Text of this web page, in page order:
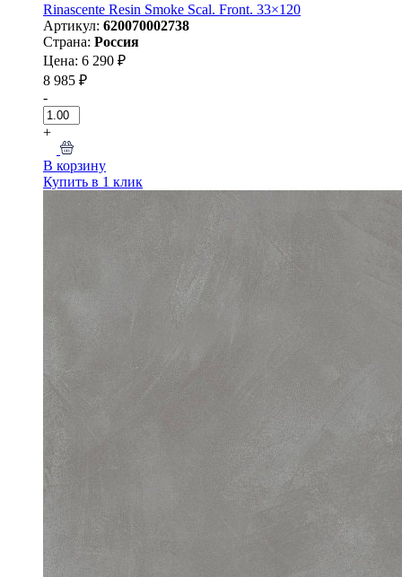
Rinascente Resin Smoke Scal. Front. 33×120
Артикул: 620070002738
Страна: Россия
Цена: 6 290 ₽
8 985 ₽
-
+
В корзину
Купить в 1 клик